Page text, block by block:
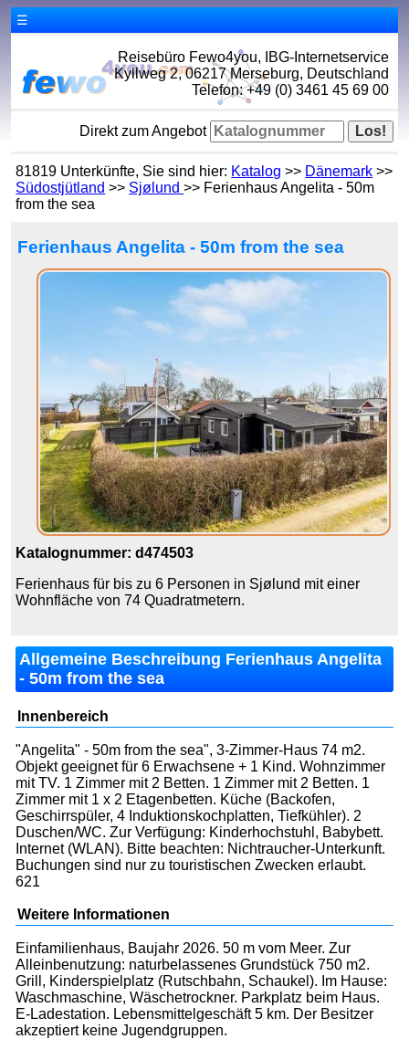
☰
Reisebüro Fewo4you, IBG-Internetservice
Kyllweg 2, 06217 Merseburg, Deutschland
Telefon: +49 (0) 3461 45 69 00
Direkt zum Angebot
81819 Unterkünfte, Sie sind hier: Katalog >> Dänemark >>
Südostjütland >> Sjølund>> Ferienhaus Angelita - 50m
from the sea
Ferienhaus Angelita - 50m from the sea
Katalognummer: d474503
Ferienhaus für bis zu 6 Personen in Sjølund mit einer
Wohnfläche von 74 Quadratmetern.
Allgemeine Beschreibung Ferienhaus Angelita
- 50m from the sea
Innenbereich
"Angelita" - 50m from the sea", 3-Zimmer-Haus 74 m2.
Objekt geeignet für 6 Erwachsene + 1 Kind. Wohnzimmer
mit TV. 1 Zimmer mit 2 Betten. 1 Zimmer mit 2 Betten. 1
Zimmer mit 1 x 2 Etagenbetten. Küche (Backofen,
Geschirrspüler, 4 Induktionskochplatten, Tiefkühler). 2
Duschen/WC. Zur Verfügung: Kinderhochstuhl, Babybett.
Internet (WLAN). Bitte beachten: Nichtraucher-Unterkunft.
Buchungen sind nur zu touristischen Zwecken erlaubt.
621
Weitere Informationen
Einfamilienhaus, Baujahr 2026. 50 m vom Meer. Zur
Alleinbenutzung: naturbelassenes Grundstück 750 m2.
Grill, Kinderspielplatz (Rutschbahn, Schaukel). Im Hause:
Waschmaschine, Wäschetrockner. Parkplatz beim Haus.
E-Ladestation. Lebensmittelgeschäft 5 km. Der Besitzer
akzeptiert keine Jugendgruppen.